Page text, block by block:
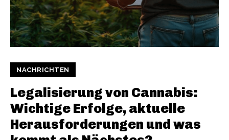
NACHRICHTEN
Legalisierung von Cannabis:
Wichtige Erfolge, aktuelle
Herausforderungen und was